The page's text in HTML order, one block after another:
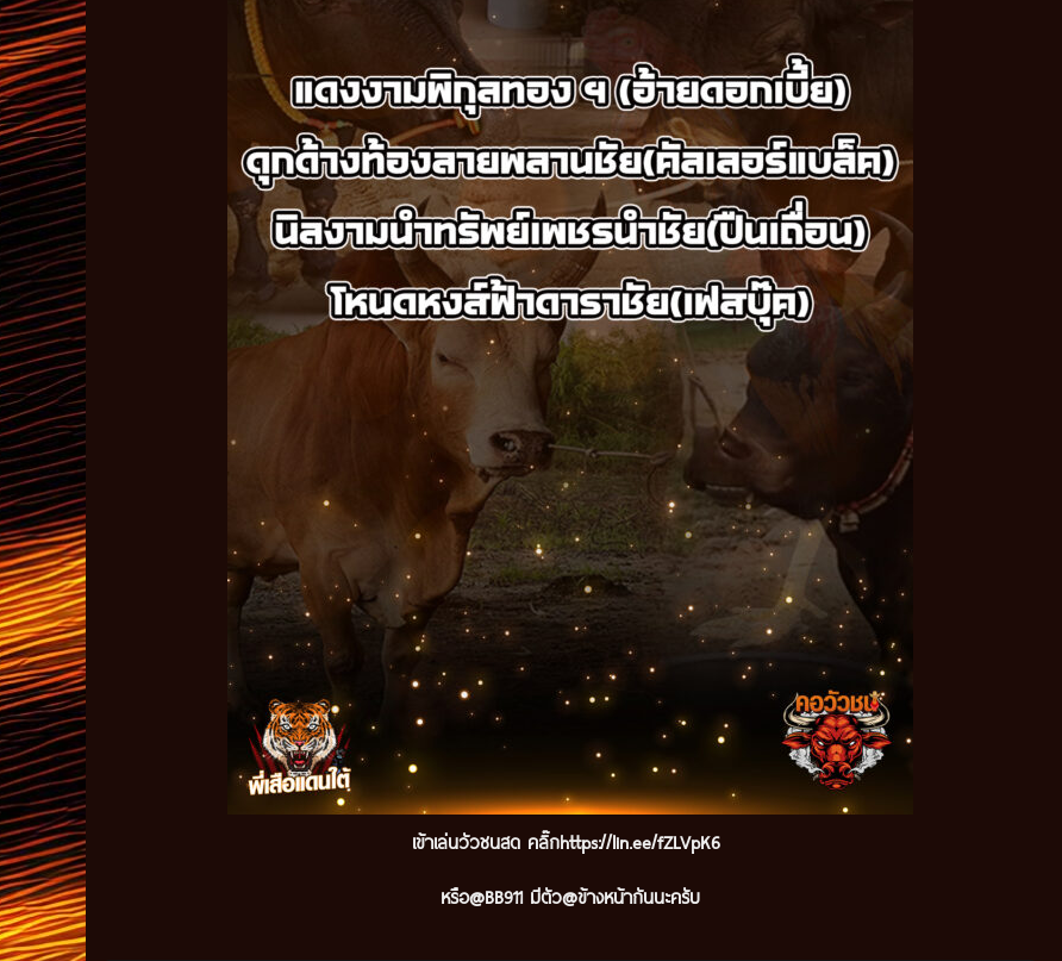
เข้าเล่นวัวชนสด คลิ๊กhttps://lin.ee/fZLVpK6
หรือ@BB911 มีตัว@ข้างหน้ากันนะครับ